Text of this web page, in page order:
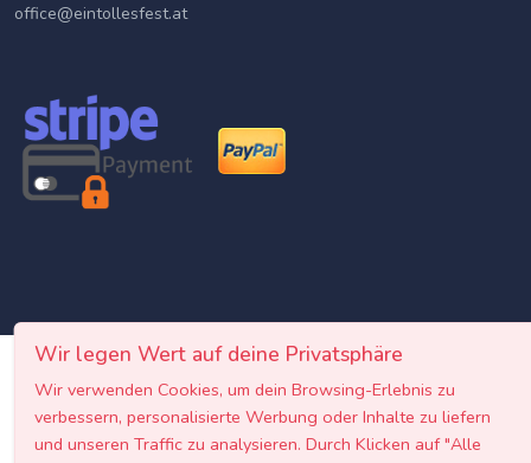
office@eintollesfest.at
Wir legen Wert auf deine Privatsphäre
Wir verwenden Cookies, um dein Browsing-Erlebnis zu
verbessern, personalisierte Werbung oder Inhalte zu liefern
und unseren Traffic zu analysieren. Durch Klicken auf "Alle